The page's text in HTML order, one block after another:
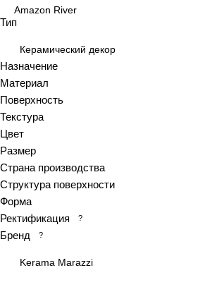
Amazon River
Amber Agate
American Calacatta
Andrea
Antiquewood
Aragon
Arena
Argentina
Armani marble
Art
Art Ceramic 60х120
Ascot
Тип
Керамический декор
Назначение
Материал
Поверхность
Текстура
Цвет
Размер
Страна производства
Структура поверхности
Форма
Ректификация
?
Бренд ?
Kerama Marazzi